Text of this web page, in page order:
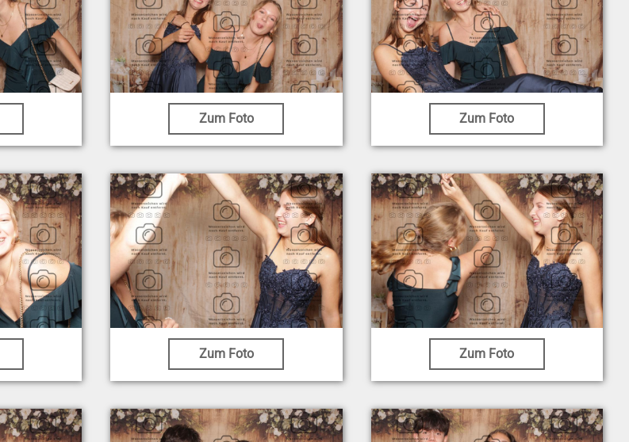
Zum Foto Zum Foto
Zum Foto Zum Foto